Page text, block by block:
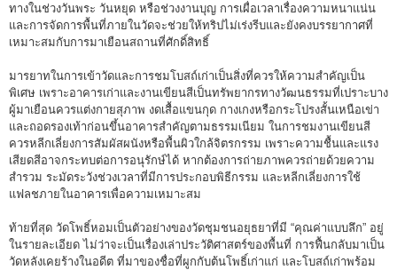
ทางในช่วงวันพระ วันหยุด หรือช่วงงานบุญ การเผื่อเวลาเรื่องความหนาแน่น
และการจัดการพื้นที่ภายในวัดจะช่วยให้ทริปไม่เร่งรีบและยังคงบรรยากาศที่
เหมาะสมกับการมาเยือนสถานที่ศักดิ์สิทธิ์
มารยาทในการเข้าวัดและการชมโบสถ์เก่าเป็นสิ่งที่ควรให้ความสำคัญเป็น
พิเศษ เพราะอาคารเก่าและงานเขียนสีเป็นทรัพยากรทางวัฒนธรรมที่เปราะบาง
ผู้มาเยือนควรแต่งกายสุภาพ งดเสื้อแขนกุด กางเกงหรือกระโปรงสั้นเหนือเข่า
และถอดรองเท้าก่อนขึ้นอาคารสำคัญตามธรรมเนียม ในการชมงานเขียนสี
ควรหลีกเลี่ยงการสัมผัสผนังหรือพื้นผิวใกล้จิตรกรรม เพราะความชื้นและแรง
เสียดสีอาจกระทบต่อการอนุรักษ์ได้ หากต้องการถ่ายภาพควรถ่ายด้วยความ
สำรวม ระมัดระวังช่วงเวลาที่มีการประกอบพิธีกรรม และหลีกเลี่ยงการใช้
แฟลชภายในอาคารเพื่อความเหมาะสม
ท้ายที่สุด วัดโพธิ์หอมเป็นตัวอย่างของวัดชุมชนอยุธยาที่มี “คุณค่าแบบลึก” อยู่
ในรายละเอียด ไม่ว่าจะเป็นเรื่องเล่าประวัติศาสตร์ของพื้นที่ การฟื้นกลับมาเป็น
วัดหลังเคยร้างในอดีต ที่มาของชื่อที่ผูกกับต้นโพธิ์เก่าแก่ และโบสถ์เก่าพร้อม